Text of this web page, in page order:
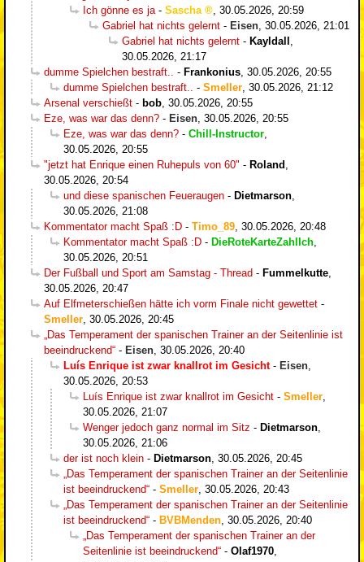
Ich gönne es ja - Sascha
30.05.2026, 20:59
Gabriel hat nichts gelernt - Eisen 30.05.2026, 21:01
Gabriel hat nichts gelernt - Kayldall
30.05.2026, 21:17
dumme Spielchen bestraft..
- Frankonius 30.05.2026, 20:55
dumme Spielchen bestraft..
- Smeller 30.05.2026, 21:12
Arsenal verschießt - bob 30.05.2026, 20:55
Eze, was war das denn? - Eisen 30.05.2026, 20:55
Eze, was war das denn? - Chill-Instructor
30.05.2026, 20:55
"jetzt hat Enrique einen Ruhepuls von 60" - Roland
30.05.2026, 20:54
und diese spanischen Feueraugen - Dietmarson
30.05.2026, 21:08
Kommentator macht Spaß :D - Timo_89 30.05.2026, 20:48
Kommentator macht Spaß :D - DieRoteKarteZahlIch
30.05.2026, 20:51
Der Fußball und Sport am Samstag - Thread - Fummelkutte
30.05.2026, 20:47
Auf Elfmeterschießen hätte ich vorm Finale nicht gewettet -
Smeller 30.05.2026, 20:45
„Das Temperament der spanischen Trainer an der Seitenlinie ist
beeindruckend“ - Eisen 30.05.2026, 20:40
Luís Enrique ist zwar knallrot im Gesicht- Eisen
30.05.2026, 20:53
Luís Enrique ist zwar knallrot im Gesicht - Smeller
30.05.2026, 21:07
Wenger jedoch ganz normal im Sitz - Dietmarson
30.05.2026, 21:06
der ist noch klein - Dietmarson 30.05.2026, 20:45
„Das Temperament der spanischen Trainer an der Seitenlinie
ist beeindruckend“ - Smeller 30.05.2026, 20:43
„Das Temperament der spanischen Trainer an der Seitenlinie
ist beeindruckend“ - BVBMenden 30.05.2026, 20:40
„Das Temperament der spanischen Trainer an der
Seitenlinie ist beeindruckend“ - Olaf1970